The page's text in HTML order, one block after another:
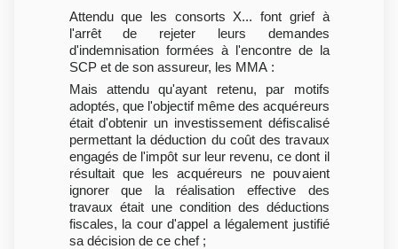
Attendu que les consorts X... font grief à
l'arrêt de rejeter leurs demandes
d'indemnisation formées à l'encontre de la
SCP et de son assureur, les MMA :
Mais attendu qu'ayant retenu, par motifs
adoptés, que l'objectif même des acquéreurs
était d'obtenir un investissement défiscalisé
permettant la déduction du coût des travaux
engagés de l'impôt sur leur revenu, ce dont il
résultait que les acquéreurs ne pouvaient
ignorer que la réalisation effective des
travaux était une condition des déductions
fiscales, la cour d'appel a légalement justifié
sa décision de ce chef ;